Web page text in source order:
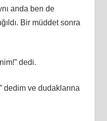
anda ben de
Bir müddet sonra
dedi.
dedim ve dudaklarına